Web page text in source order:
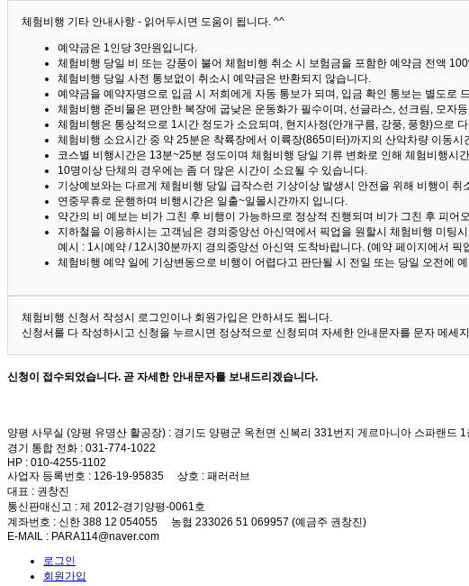
체험비행 기타 안내사항 - 읽어두시면 도움이 됩니다. ^^
예약금은 1인당 3만원입니다.
체험비행 당일 비 또는 강풍이 불어 체험비행 취소 시 보험금을 포함한 예약금 전액
체험비행 당일 사전 통보없이 취소시 예약금은 반환되지 않습니다.
예약금을 예약자명으로 입금 시 저희에게 자동 통보가 되며, 입금 확인 통보는 별도로
체험비행 준비물은 편안한 복장에 굽낮은 운동화가 필수이며, 선글라스, 선크림, 모자
체험비행은 통상적으로 1시간 정도가 소요되며, 현지사정(안개구름, 강풍, 풍향)으로
체험비행 소요시간 중 약 25분은 착륙장에서 이륙장(865미터)까지의 산악차량 이동시
코스별 비행시간은 13분~25분 정도이며 체험비행 당일 기류 변화로 인해 체험비행시
10명이상 단체의 경우에는 좀 더 많은 시간이 소요될 수 있습니다.
기상예보와는 다르게 체험비행 당일 급작스런 기상이상 발생시 안전을 위해 비행이 취
연중무휴로 운행하며 비행시간은 일출~일몰시간까지 입니다.
약간의 비 예보는 비가 그친 후 비행이 가능하므로 정상적 진행되며 비가 그친 후 피
지하철을 이용하시는 고객님은 경의중앙선 아신역에서 픽업을 원할시 체험비행 미팅
예시 : 1시예약 / 12시30분까지 경의중앙선 아신역 도착바랍니다. (예약 페이지에서 픽
체험비행 예약 일에 기상변동으로 비행이 어렵다고 판단될 시 전일 또는 당일 오전에
체험비행 신청서 작성시 로그인이나 회원가입은 안하셔도 됩니다.
신청서를 다 작성하시고 신청을 누르시면 정상적으로 신청되며 자세한 안내문자를 문자 메세
신청이 접수되었습니다. 곧 자세한 안내문자를 보내드리겠습니다.
양평 사무실 (양평 유명산 활공장) : 경기도 양평군 옥천면 신복리 331번지 게르마니아 스파랜드
경기 통합 전화 : 031-774-1022
HP : 010-4255-1102
사업자 등록번호 : 126-19-95835 상호 : 패러러브
대표 : 권창진
통신판매신고 : 제 2012-경기양평-0061호
계좌번호 : 신한 388 12 054055 농협 233026 51 069957 (예금주 권창진)
E-MAIL : PARA114@naver.com
로그인
회원가입